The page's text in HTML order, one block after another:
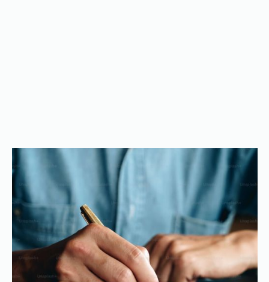
Vår erfarenhet
Med nästan 200 års samlad erfarenhet inom
affärsjuridik har vi lång erfarenhet av att
arbeta med de juridiska och affärsrelaterade
frågor som aktualiseras i samband med
kommersiella avtal. Vi biträder löpande våra